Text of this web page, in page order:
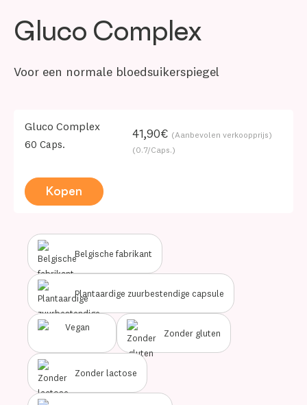
Gluco Complex
Voor een normale bloedsuikerspiegel
Gluco Complex
60 Caps.
41,90€ (Aanbevolen verkoopprijs)
(0.7/Caps.)
Kopen
Belgische fabrikant
Plantaardige zuurbestendige capsule
Zonder gluten
Zonder lactose